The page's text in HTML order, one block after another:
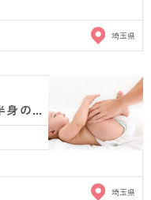
埼玉県
[浦和]フォト付き☆すっきり下半身のベビーマッサージ…
埼玉県